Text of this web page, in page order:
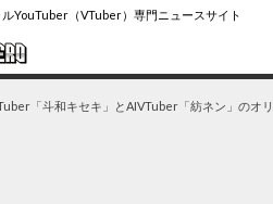
YouTuber（VTuber）専門ニュースサイト
「斗和キセキ」とAIVTuber「紡ネン」のオ